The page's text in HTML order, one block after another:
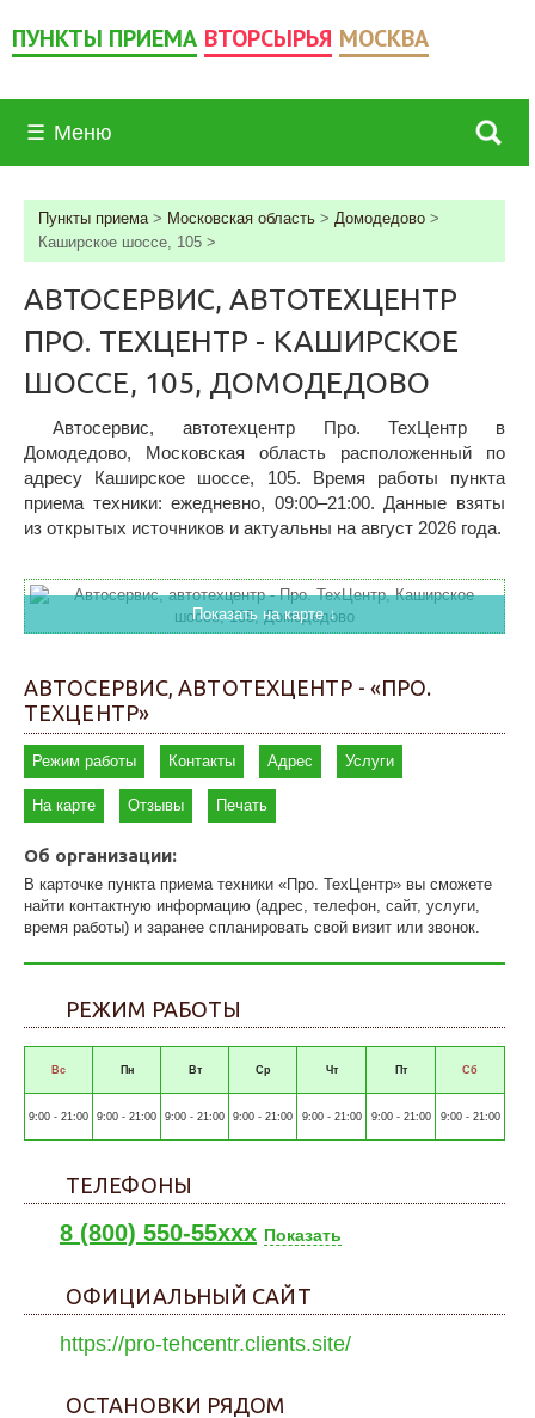
ПУНКТЫ ПРИЕМА ВТОРСЫРЬЯ МОСКВА
☰ Меню
Пункты приема> Московская область > Домодедово >
Каширское шоссе, 105 >
АВТОСЕРВИС, АВТОТЕХЦЕНТР
ПРО. ТЕХЦЕНТР - КАШИРСКОЕ
ШОССЕ, 105, ДОМОДЕДОВО
Автосервис, автотехцентр Про. ТехЦентр в
Домодедово, Московская область расположенный по
адресу Каширское шоссе, 105. Время работы пункта
приема техники: ежедневно, 09:00–21:00. Данные взяты
из открытых источников и актуальны на август 2026 года.
Показать на карте ↓
АВТОСЕРВИС, АВТОТЕХЦЕНТР - «ПРО.
ТЕХЦЕНТР»
Режим работы Контакты Адрес Услуги
На карте Отзывы Печать
Об организации:
В карточке пункта приема техники «Про. ТехЦентр» вы сможете
найти контактную информацию (адрес, телефон, сайт, услуги,
время работы) и заранее спланировать свой визит или звонок.
РЕЖИМ РАБОТЫ
Вс Пн Вт Ср Чт Пт Сб
9:00 - 21:00 9:00 - 21:00 9:00 - 21:00 9:00 - 21:00 9:00 - 21:00 9:00 - 21:00 9:00 - 21:00
ТЕЛЕФОНЫ
8 (800) 550-55xxx Показать
ОФИЦИАЛЬНЫЙ САЙТ
https://pro-tehcentr.clients.site/
ОСТАНОВКИ РЯДОМ